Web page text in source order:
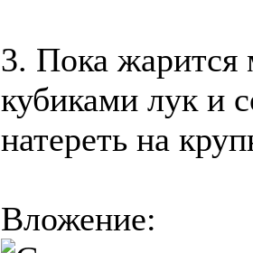
3. Пока жарится
кубиками лук и
натереть на
Вложение: